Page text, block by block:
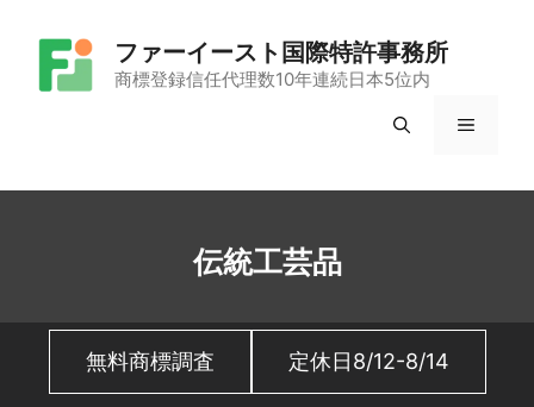
ッ
ファーイースト国際特許事務所
商標登録信任代理数10年連続日本5位内
メ
伝統工芸品
無料商標調査 定休日8/12-8/14